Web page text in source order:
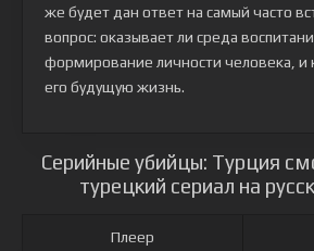
же будет дан ответ на самый часто
вопрос: оказывает ли среда
формирование личности человека, и
его будущую жизнь.
Серийные убийцы: Турция
турецкий сериал на
Плеер